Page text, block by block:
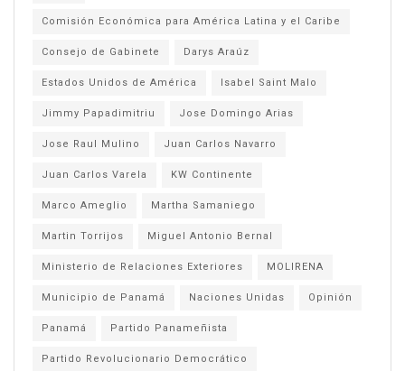
Comisión Económica para América Latina y el Caribe
Consejo de Gabinete Darys Araúz
Estados Unidos de América Isabel Saint Malo
Jimmy Papadimitriu Jose Domingo Arias
Jose Raul Mulino Juan Carlos Navarro
Juan Carlos Varela KW Continente
Marco Ameglio Martha Samaniego
Martin Torrijos Miguel Antonio Bernal
Ministerio de Relaciones Exteriores MOLIRENA
Municipio de Panamá Naciones Unidas Opinión
Panamá Partido Panameñista
Partido Revolucionario Democrático